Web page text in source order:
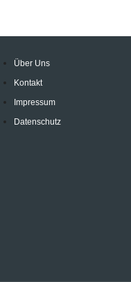
Über Uns
Kontakt
Impressum
Datenschutz